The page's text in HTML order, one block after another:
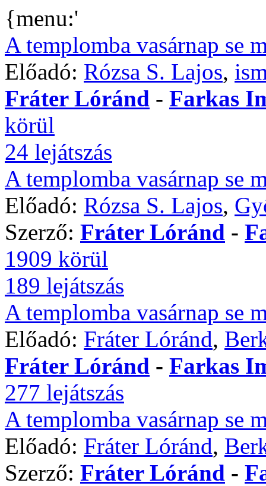
{menu:'
A templomba vasárnap se
Előadó: Rózsa S. Lajos,
Fráter Lóránd - Farkas
körül
24 lejátszás
A templomba vasárnap se
Előadó: Rózsa S. Lajos,
Szerző: Fráter Lóránd -
1909 körül
189 lejátszás
A templomba vasárnap se
Előadó: Fráter Lóránd,
Fráter Lóránd - Farkas
277 lejátszás
A templomba vasárnap se
Előadó: Fráter Lóránd,
Szerző: Fráter Lóránd -